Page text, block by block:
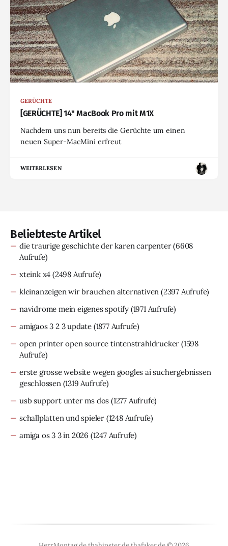
GERÜCHTE
[GERÜCHTE] 14" MacBook Pro mit M1X
Nachdem uns nun bereits die Gerüchte um einen
neuen Super-MacMini erfreut
WEITERLESEN
Beliebteste Artikel
die traurige geschichte der karen carpenter(6608
Aufrufe)
xteink x4 (2498 Aufrufe)
kleinanzeigen wir brauchen alternativen (2397 Aufrufe)
navidrome mein eigenes spotify (1971 Aufrufe)
amigaos 3 2 3 update (1877 Aufrufe)
open printer open source tintenstrahldrucker (1598
Aufrufe)
erste grosse website wegen googles ai suchergebnissen
geschlossen(1319 Aufrufe)
usb support unter ms dos (1277 Aufrufe)
schallplatten und spieler (1248 Aufrufe)
amiga os 3 3 in 2026 (1247 Aufrufe)